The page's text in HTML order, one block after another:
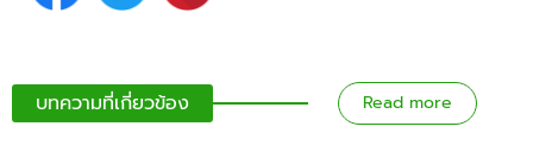
บทความที่เกี่ยวข้อง Read more